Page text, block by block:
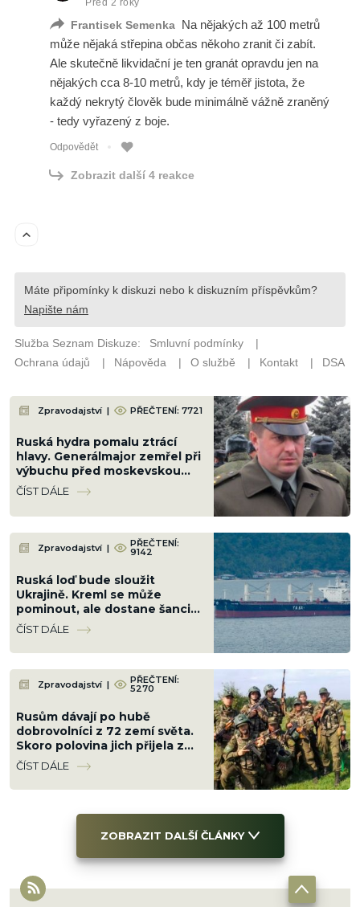
Zpravodajství | PŘEČTENÍ: 7721
Ruská hydra pomalu ztrácí
hlavy. Generálmajor zemřel při
výbuchu před moskevskou
restaurací, když slavil
narozeniny šéfa vzdušných sil
ČÍST DÁLE
Zpravodajství | PŘEČTENÍ:
9142
Ruská loď bude sloužit
Ukrajině. Kreml se může
pominout, ale dostane šanci ji
v Černém moři potopit
ČÍST DÁLE
Zpravodajství | PŘEČTENÍ:
5270
Rusům dávají po hubě
dobrovolníci z 72 zemí světa.
Skoro polovina jich přijela z
Latinské Ameriky
ČÍST DÁLE
ZOBRAZIT DALŠÍ ČLÁNKY